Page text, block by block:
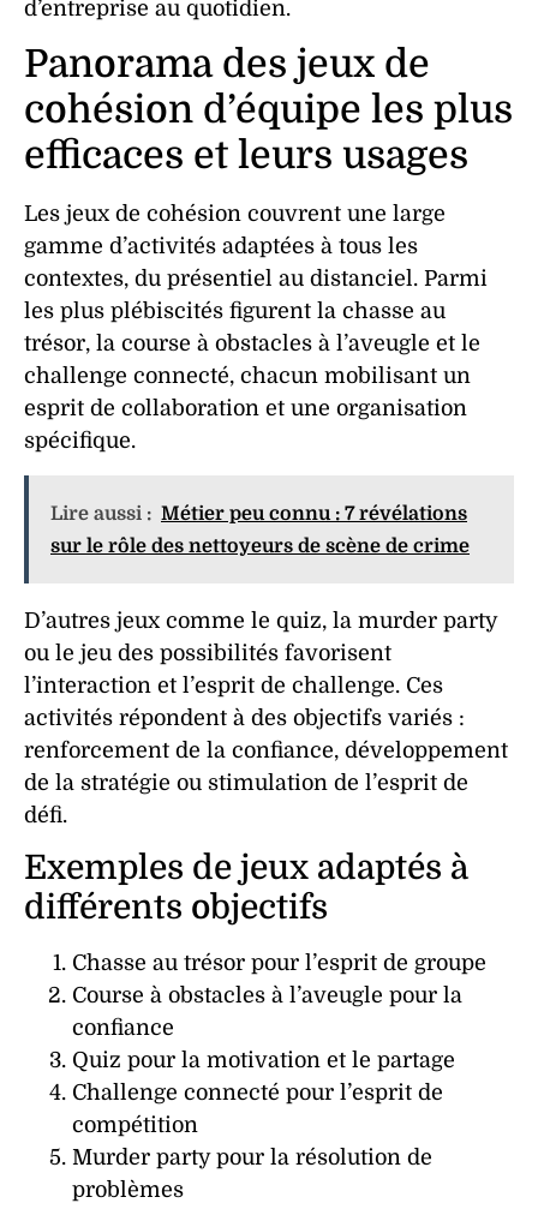
d’entreprise au quotidien.
Panorama des jeux de
cohésion d’équipe les plus
efficaces et leurs usages
Les jeux de cohésion couvrent une large
gamme d’activités adaptées à tous les
contextes, du présentiel au distanciel. Parmi
les plus plébiscités figurent la chasse au
trésor, la course à obstacles à l’aveugle et le
challenge connecté, chacun mobilisant un
esprit de collaboration et une organisation
spécifique.
Lire aussi : Métier peu connu : 7 révélations
sur le rôle des nettoyeurs de scène de crime
D’autres jeux comme le quiz, la murder party
ou le jeu des possibilités favorisent
l’interaction et l’esprit de challenge. Ces
activités répondent à des objectifs variés :
renforcement de la confiance, développement
de la stratégie ou stimulation de l’esprit de
défi.
Exemples de jeux adaptés à
différents objectifs
Chasse au trésor pour l’esprit de groupe
Course à obstacles à l’aveugle pour la
confiance
Quiz pour la motivation et le partage
Challenge connecté pour l’esprit de
compétition
Murder party pour la résolution de
problèmes